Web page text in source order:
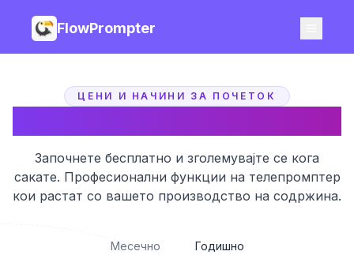
FlowPrompter
ЦЕНИ И НАЧИНИ ЗА ПОЧЕТОК
Започнете бесплатно и зголемувајте се кога
сакате. Професионални функции на телепромптер
кои растат со вашето производство на содржина.
Месечно Годишно